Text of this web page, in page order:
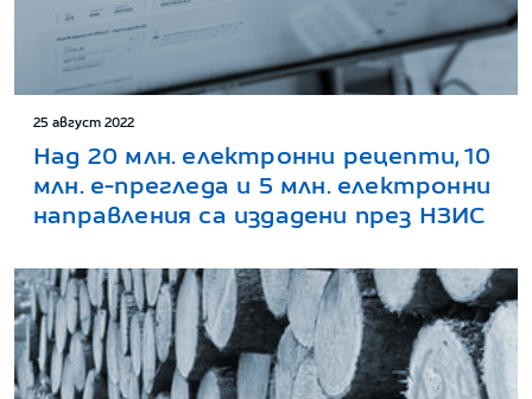
25 август 2022
Над 20 млн. електронни рецепти, 10
млн. е-прегледа и 5 млн. електронни
направления са издадени през НЗИС